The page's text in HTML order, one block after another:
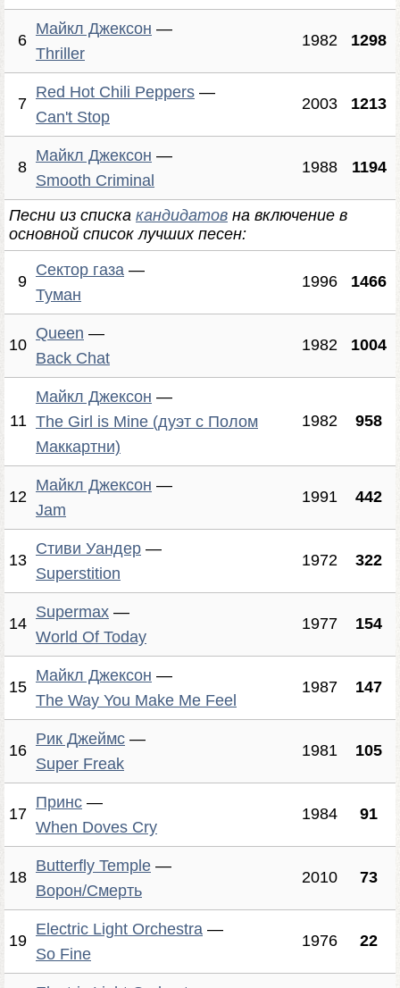
6
Майкл Джексон —
Thriller
1982 1298
7
Red Hot Chili Peppers —
Can't Stop
2003 1213
8
Майкл Джексон —
Smooth Criminal
1988 1194
Песни из списка кандидатов на включение в
основной список лучших песен:
9
Сектор газа —
Туман
1996 1466
10
Queen —
Back Chat
1982 1004
11
Майкл Джексон —
The Girl is Mine (дуэт с Полом
Маккартни)
1982 958
12
Майкл Джексон —
Jam
1991 442
13
Стиви Уандер —
Superstition
1972 322
14
Supermax —
World Of Today
1977 154
15
Майкл Джексон —
The Way You Make Me Feel
1987 147
16
Рик Джеймс —
Super Freak
1981 105
17
Принс —
When Doves Cry
1984 91
18
Butterfly Temple —
Ворон/Смерть
2010 73
19
Electric Light Orchestra —
So Fine
1976 22